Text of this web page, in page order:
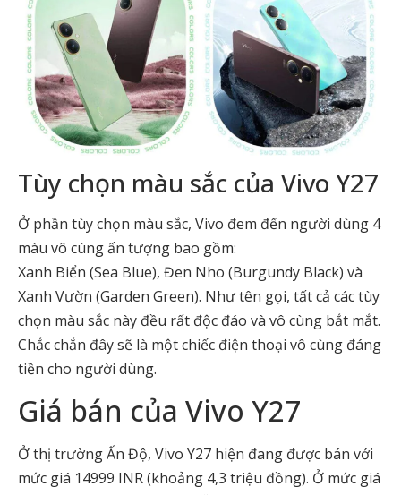
Tùy chọn màu sắc của Vivo Y27
Ở phần tùy chọn màu sắc, Vivo đem đến người dùng 4
màu vô cùng ấn tượng bao gồm:
Xanh Biển (Sea Blue), Đen Nho (Burgundy Black) và
Xanh Vườn (Garden Green). Như tên gọi, tất cả các tùy
chọn màu sắc này đều rất độc đáo và vô cùng bắt mắt.
Chắc chắn đây sẽ là một chiếc điện thoại vô cùng đáng
tiền cho người dùng.
Giá bán của Vivo Y27
Ở thị trường Ấn Độ, Vivo Y27 hiện đang được bán với
mức giá 14999 INR (khoảng 4,3 triệu đồng). Ở mức giá